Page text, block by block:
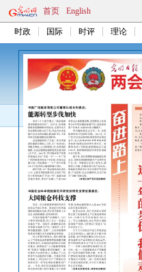
首页 English
时政 国际 时评 理论